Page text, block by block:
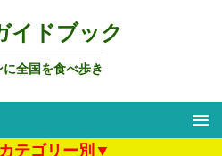
イドブック
全国を食べ歩き
テゴリー別▼